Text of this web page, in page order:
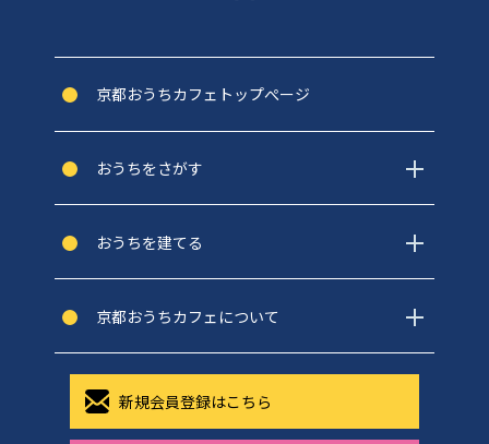
京都おうちカフェトップぺージ
おうちをさがす
おうちを建てる
京都おうちカフェについて
新規会員登録はこちら